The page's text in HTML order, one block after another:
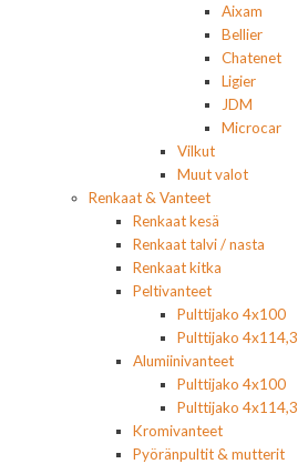
Aixam
Bellier
Chatenet
Ligier
JDM
Microcar
Vilkut
Muut valot
Renkaat & Vanteet
Renkaat kesä
Renkaat talvi / nasta
Renkaat kitka
Peltivanteet
Pulttijako 4x100
Pulttijako 4x114,3
Alumiinivanteet
Pulttijako 4x100
Pulttijako 4x114,3
Kromivanteet
Pyöränpultit & mutterit